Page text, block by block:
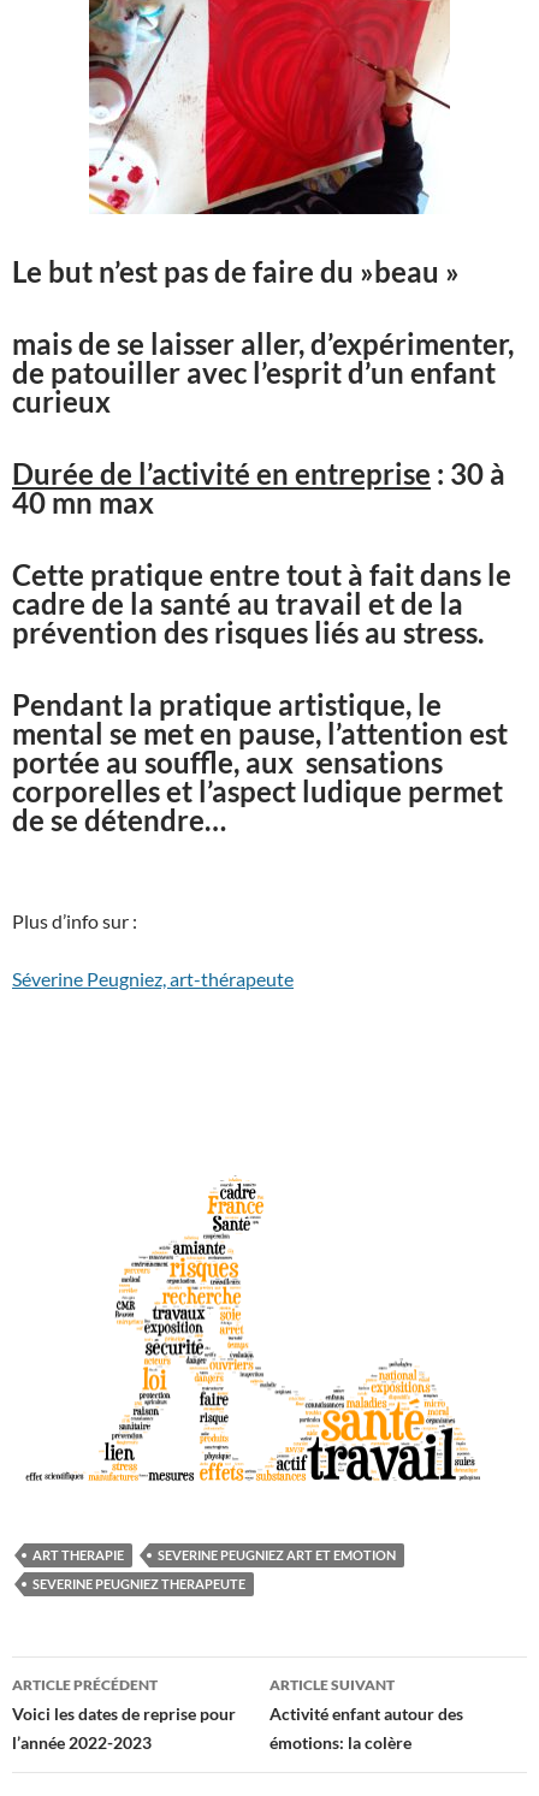
Le but n’est pas de faire du »beau »
mais de se laisser aller, d’expérimenter,
de patouiller avec l’esprit d’un enfant
curieux
Durée de l’activité en entreprise : 30 à
40 mn max
Cette pratique entre tout à fait dans le
cadre de la santé au travail et de la
prévention des risques liés au stress.
Pendant la pratique artistique, le
mental se met en pause, l’attention est
portée au souffle, aux sensations
corporelles et l’aspect ludique permet
de se détendre…
Plus d’info sur :
Séverine Peugniez, art-thérapeute
ART THERAPIE
SEVERINE PEUGNIEZ ART ET EMOTION
SEVERINE PEUGNIEZ THERAPEUTE
Navigation
des
articles
ARTICLE PRÉCÉDENT
Voici les dates de reprise pour
l’année 2022-2023
ARTICLE SUIVANT
Activité enfant autour des
émotions: la colère